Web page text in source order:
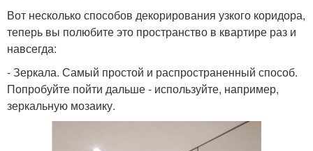
Вот несколько способов декорирования узкого коридора,
теперь вы полюбите это пространство в квартире раз и
навсегда:
- Зеркала. Самый простой и распространенный способ.
Попробуйте пойти дальше - используйте, например,
зеркальную мозаику.